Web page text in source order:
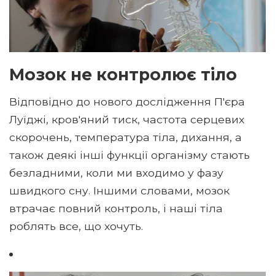
Мозок не контролює тіло
Відповідно до нового дослідження П'єра
Луїджі, кров'яний тиск, частота серцевих
скорочень, температура тіла, дихання, а
також деякі інші функції організму стають
безладними, коли ми входимо у фазу
швидкого сну. Іншими словами, мозок
втрачає повний контроль, і наші тіла
роблять все, що хочуть.